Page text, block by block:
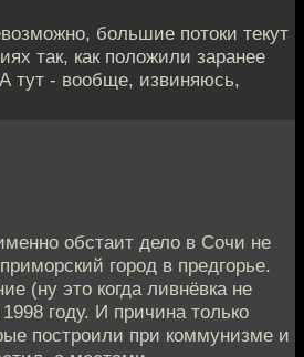
большие потоки текут
так, как положили заранее
тут - вообще, извиняюсь,
обстаит дело в Сочи не
город в предгорье.
(ну это когда ливнёвка не
году. И причина только
построили при коммунизме и